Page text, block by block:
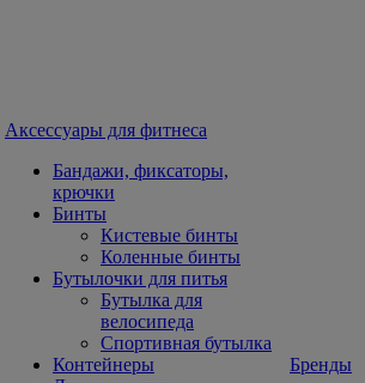
Aксессуары для фитнеса
Бандажи, фиксаторы,
крючки
Бинты
Кистевые бинты
Коленные бинты
Бутылочки для питья
Бутылка для
велосипеда
Спортивная бутылка
Контейнеры
Бренды